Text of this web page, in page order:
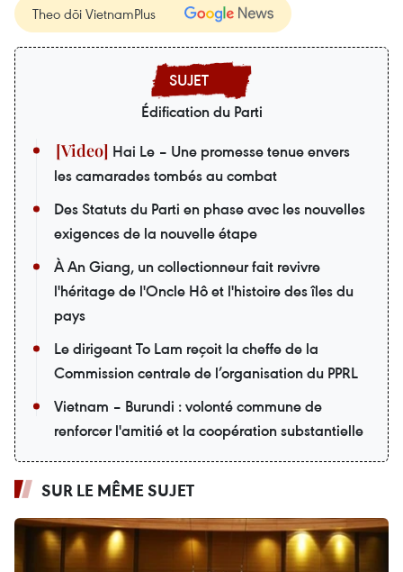
Theo dõi VietnamPlus
Édification du Parti
Hai Le – Une promesse tenue envers
les camarades tombés au combat
Des Statuts du Parti en phase avec les nouvelles
exigences de la nouvelle étape
À An Giang, un collectionneur fait revivre
l'héritage de l'Oncle Hô et l'histoire des îles du
pays
Le dirigeant To Lam reçoit la cheffe de la
Commission centrale de l’organisation du PPRL
Vietnam – Burundi : volonté commune de
renforcer l'amitié et la coopération substantielle
SUR LE MÊME SUJET